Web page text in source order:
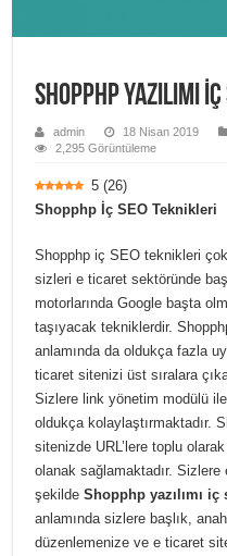
Shopphp Yazılımı
admin 18 Nisan 2019
2,295 Görüntüleme
5 (26)
Shopphp İç SEO Teknikleri
Shopphp iç SEO teknikleri
sizleri e ticaret sektöründe
motorlarında Google başta
taşıyacak tekniklerdir.
anlamında da oldukça fazla
ticaret sitenizi üst sıralara
Sizlere link yönetim modülü
oldukça kolaylaştırmaktadır.
sitenizde URL’lere toplu
olanak sağlamaktadır.
şekildeShopphp yazılımı
anlamında sizlere başlık,
düzenlemenize ve e ticaret